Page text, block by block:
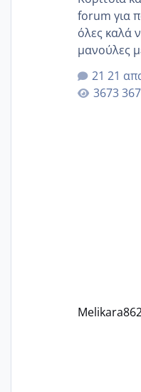
forum για
όλες καλά
μανούλες
αυτές
γερα
🙏🏼🙏🏼 Ας πάμε λοιπόν στο θέμα μου.
21
Melikara86